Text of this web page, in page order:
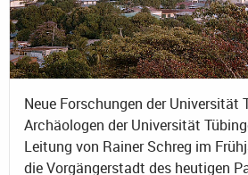
Neue Forschungen der Universität
Archäologen der Universität
Leitung von Rainer Schreg im
die Vorgängerstadt des heutigen